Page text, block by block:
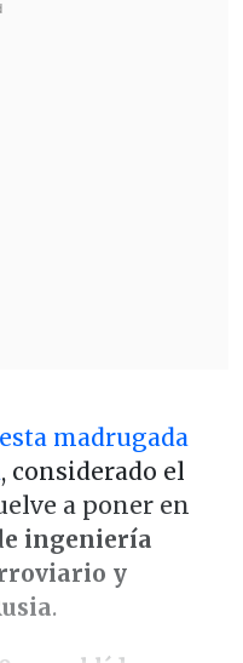
madrugada
, considerado el
a poner en
ingeniería
y
.